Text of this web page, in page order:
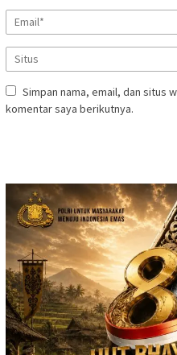
Simpan nama, email, dan situs
komentar saya berikutnya.